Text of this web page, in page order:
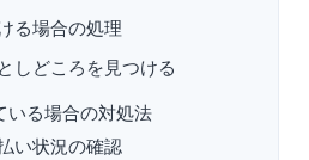
る場合の処理
しどころを見つける
いる場合の対処法
い状況の確認